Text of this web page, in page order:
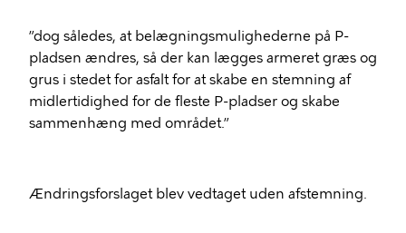
”dog således, at belægningsmulighederne på P-
pladsen ændres, så der kan lægges armeret græs og
grus i stedet for asfalt for at skabe en stemning af
midlertidighed for de fleste P-pladser og skabe
sammenhæng med området.”
Ændringsforslaget blev vedtaget uden afstemning.